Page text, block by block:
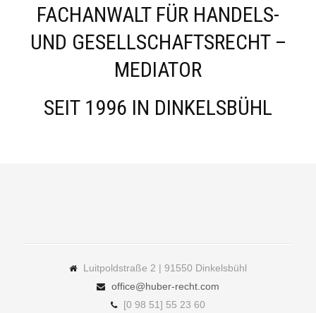
FACHANWALT FÜR HANDELS-
UND GESELLSCHAFTSRECHT –
MEDIATOR
SEIT 1996 IN DINKELSBÜHL
Luitpoldstraße 2 | 91550 Dinkelsbühl
office@huber-recht.com
[0 98 51] 55 23 60